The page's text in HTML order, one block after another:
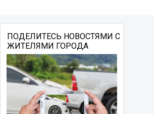
ПОДЕЛИТЕСЬ НОВОСТЯМИ С
ЖИТЕЛЯМИ ГОРОДА